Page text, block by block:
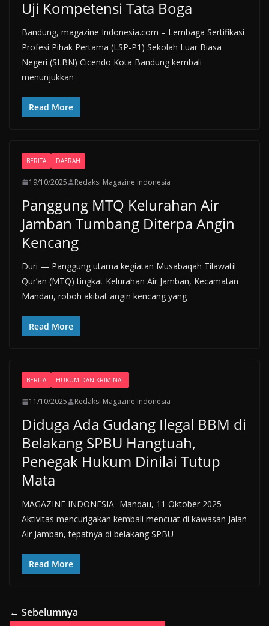
Uji Kompetensi Tata Boga
Bandung, magazine Indonesia.com – Lembaga Sertifikasi
Profesi Pihak Pertama (LSP-P1) Sekolah Luar Biasa
Negeri (SLBN) Cicendo Kota Bandung kembali
menunjukkan
Read More
BERITA DAERAH
19/10/2025 Redaksi Magazine Indonesia
Panggung MTQ Kelurahan Air
Jamban Tumbang Diterpa Angin
Kencang
Duri — Panggung utama kegiatan Musabaqah Tilawatil
Qur’an (MTQ) tingkat Kelurahan Air Jamban, Kecamatan
Mandau, roboh akibat angin kencang yang
Read More
BERITA HUKUM DAN KRIMINAL
11/10/2025 Redaksi Magazine Indonesia
Diduga Ada Gudang Ilegal BBM di
Belakang SPBU Hangtuah,
Penegak Hukum Dinilai Tutup
Mata
MAGAZINE INDONESIA -Mandau, 11 Oktober 2025 —
Aktivitas mencurigakan kembali mencuat di kawasan Jalan
Air Jamban, tepatnya di belakang SPBU
Read More
← Sebelumnya